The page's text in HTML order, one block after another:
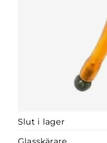
Slut i lager